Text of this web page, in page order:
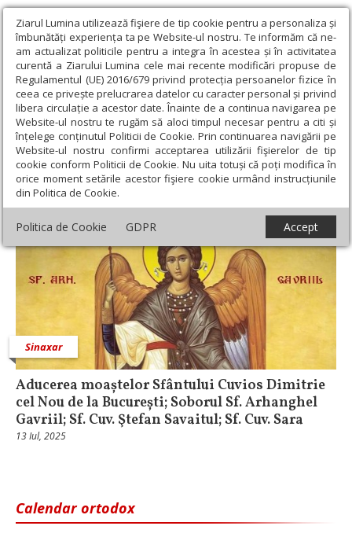
Ziarul Lumina utilizează fişiere de tip cookie pentru a personaliza și
îmbunătăți experiența ta pe Website-ul nostru. Te informăm că ne-
am actualizat politicile pentru a integra în acestea și în activitatea
curentă a Ziarului Lumina cele mai recente modificări propuse de
Regulamentul (UE) 2016/679 privind protecția persoanelor fizice în
ceea ce privește prelucrarea datelor cu caracter personal și privind
libera circulație a acestor date. Înainte de a continua navigarea pe
Website-ul nostru te rugăm să aloci timpul necesar pentru a citi și
înțelege conținutul Politicii de Cookie. Prin continuarea navigării pe
Website-ul nostru confirmi acceptarea utilizării fişierelor de tip
cookie conform Politicii de Cookie. Nu uita totuși că poți modifica în
orice moment setările acestor fişiere cookie urmând instrucțiunile
din Politica de Cookie.
Politica de Cookie GDPR Accept
Ziarul Lumina › 13 iulie 2022 - Articole asociate
13 iulie 2022 - Articole asociate
Sinaxar
Aducerea moaștelor Sfântului Cuvios Dimitrie
cel Nou de la București; Soborul Sf. Arhanghel
Gavriil; Sf. Cuv. Ştefan Savaitul; Sf. Cuv. Sara
13 Iul, 2025
Calendar ortodox